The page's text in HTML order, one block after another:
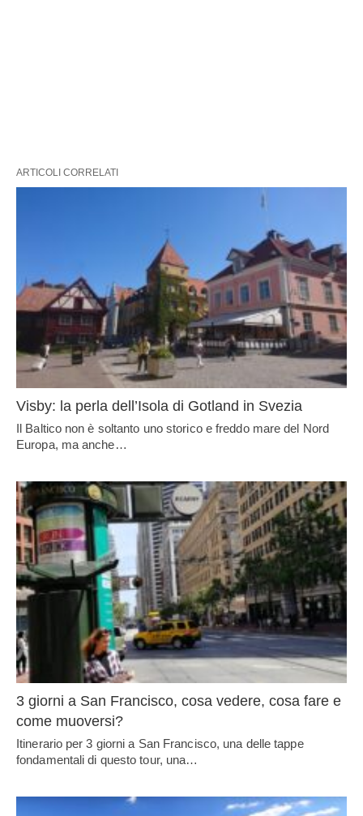
ARTICOLI CORRELATI
Visby: la perla dell’Isola di Gotland in Svezia
Il Baltico non è soltanto uno storico e freddo mare del Nord
Europa, ma anche…
3 giorni a San Francisco, cosa vedere, cosa fare e
come muoversi?
Itinerario per 3 giorni a San Francisco, una delle tappe
fondamentali di questo tour, una…